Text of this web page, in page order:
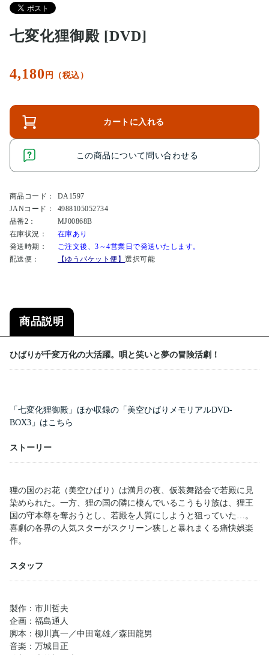
七変化狸御殿 [DVD]
4,180 円（税込）
カートに入れる
この商品について問い合わせる
商品コード：
DA1597
JANコード：
4988105052734
品番2：
MJ00868B
在庫状況：
在庫あり
発送時期：
ご注文後、3～4営業日で発送いたします。
配送便：
【ゆうパケット便】選択可能
商品説明
ひばりが千変万化の大活躍。唄と笑いと夢の冒険活劇！
「七変化狸御殿」ほか収録の「美空ひばりメモリアルDVD-
BOX3」はこちら
ストーリー
狸の国のお花（美空ひばり）は満月の夜、仮装舞踏会で若殿に見
染められた。一方、狸の国の隣に棲んでいるこうもり族は、狸王
国の守本尊を奪おうとし、若殿を人質にしようと狙っていた…。
喜劇の各界の人気スターがスクリーン狭しと暴れまくる痛快娯楽
作。
スタッフ
製作：市川哲夫
企画：福島通人
脚本：柳川真一／中田竜雄／森田龍男
音楽：万城目正